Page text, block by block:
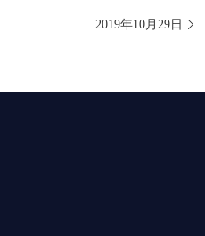
2019年10月29日